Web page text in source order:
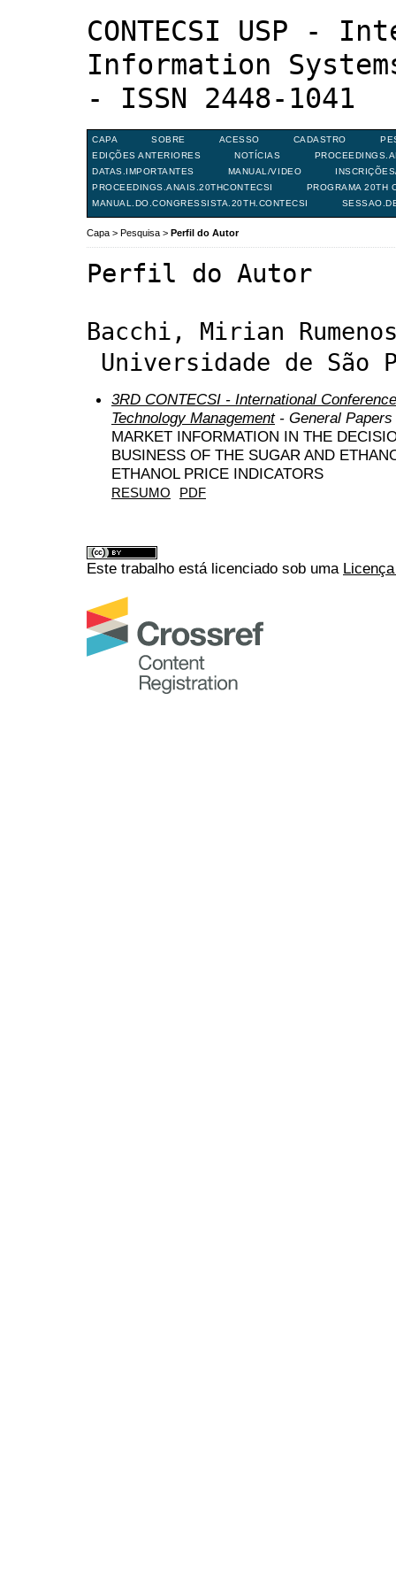
CONTECSI USP -
Information
- ISSN 2448-1041
CAPA SOBRE ACESSO CADASTRO
EDIÇÕES ANTERIORES
NOTÍCIAS
DATAS.IMPORTANTES
MANUAL/VIDEO
PROCEEDINGS.ANAIS.20THCONTECSI
PROGRAMA 20TH
MANUAL.DO.CONGRESSISTA.20TH.CONTECSI
Capa > Pesquisa > Perfil do Autor
Perfil do Autor
Bacchi, Mirian
 Universidade de
3RD CONTECSI - International
Technology Management- General Papers
MARKET INFORMATION IN THE
BUSINESS OF THE SUGAR AND
ETHANOL PRICE INDICATORS
RESUMO PDF
Este trabalho está licenciado sob uma